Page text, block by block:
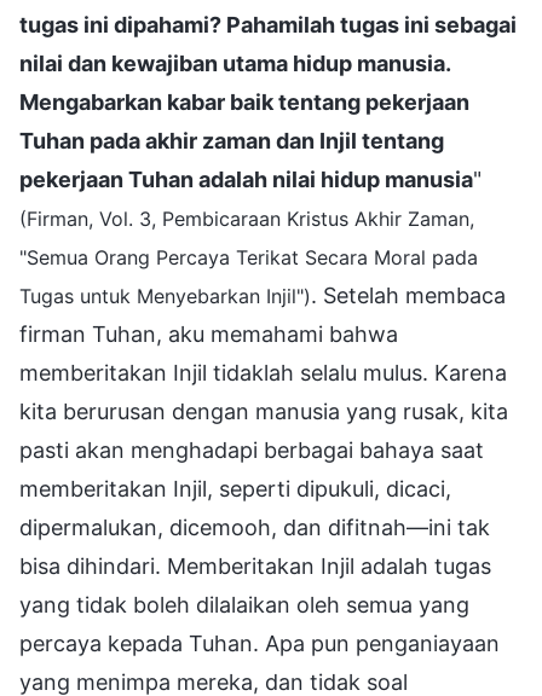
tugas ini dipahami? Pahamilah tugas ini sebagai
nilai dan kewajiban utama hidup manusia.
Mengabarkan kabar baik tentang pekerjaan
Tuhan pada akhir zaman dan Injil tentang
pekerjaan Tuhan adalah nilai hidup manusia"
(Firman, Vol. 3, Pembicaraan Kristus Akhir Zaman,
"Semua Orang Percaya Terikat Secara Moral pada
Tugas untuk Menyebarkan Injil"). Setelah membaca
firman Tuhan, aku memahami bahwa
memberitakan Injil tidaklah selalu mulus. Karena
kita berurusan dengan manusia yang rusak, kita
pasti akan menghadapi berbagai bahaya saat
memberitakan Injil, seperti dipukuli, dicaci,
dipermalukan, dicemooh, dan difitnah—ini tak
bisa dihindari. Memberitakan Injil adalah tugas
yang tidak boleh dilalaikan oleh semua yang
percaya kepada Tuhan. Apa pun penganiayaan
yang menimpa mereka, dan tidak soal